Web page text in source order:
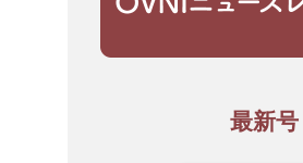
最新号